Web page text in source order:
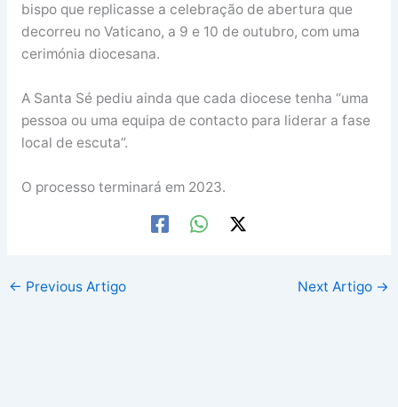
bispo que replicasse a celebração de abertura que
decorreu no Vaticano, a 9 e 10 de outubro, com uma
cerimónia diocesana.
A Santa Sé pediu ainda que cada diocese tenha “uma
pessoa ou uma equipa de contacto para liderar a fase
local de escuta”.
O processo terminará em 2023.
← Previous Artigo Next Artigo →